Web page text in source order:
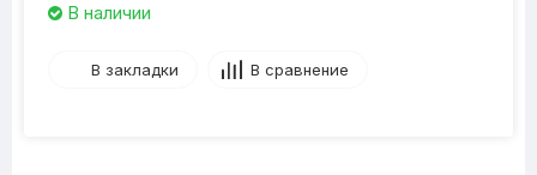
В наличии
В закладки В сравнение